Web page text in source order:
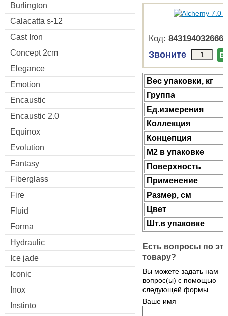
Burlington
Calacatta s-12
Cast Iron
Concept 2cm
Elegance
Emotion
Encaustic
Encaustic 2.0
Equinox
Evolution
Fantasy
Fiberglass
Fire
Fluid
Forma
Hydraulic
Ice jade
Iconic
Inox
Instinto
Код: 8431940326660
Звоните В
Веc упаковки, кг
Группа
Ед.измерения
Коллекция
Концепция
М2 в упаковке
Поверхность
Применение
Размер, см
Цвет
Шт.в упаковке
Есть вопросы по
товару?
Вы можете задать нам
вопрос(ы) с помощью
следующей формы.
Ваше имя